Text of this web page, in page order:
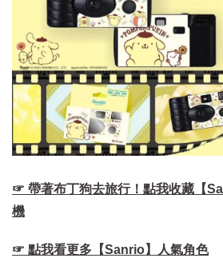
☞ 帶著布丁狗去旅行！點我收藏【
機
☞ 點我看更多【Sanrio】人氣角色